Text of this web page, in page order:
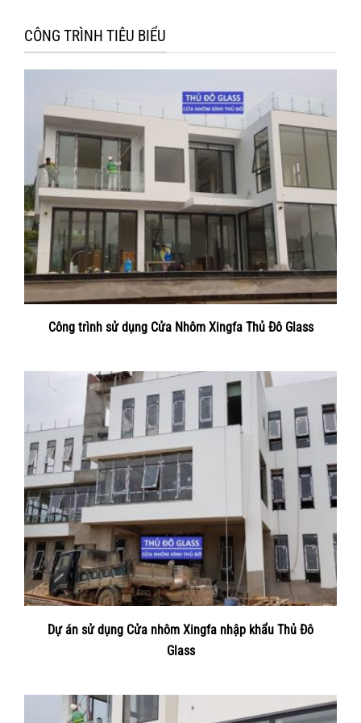
CÔNG TRÌNH TIÊU BIỂU
Công trình sử dụng Cửa Nhôm Xingfa Thủ Đô Glass
Dự án sử dụng Cửa nhôm Xingfa nhập khẩu Thủ Đô
Glass